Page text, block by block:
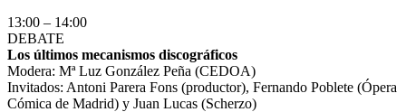
13:00 – 14:00
DEBATE
Los últimos mecanismos discográficos
Modera: Mª Luz González Peña (CEDOA)
Invitados: Antoni Parera Fons (productor), Fernando Poblete (Ópera
Cómica de Madrid) y Juan Lucas (Scherzo)